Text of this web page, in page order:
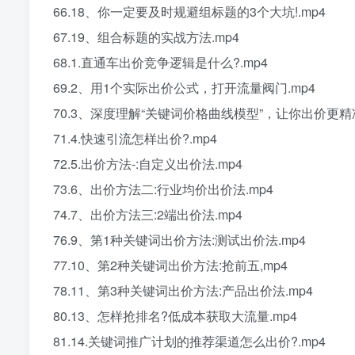
66.18、你一定要及时规避组标题的3个大坑!.mp4
67.19、组合标题的实战方法.mp4
68.1.直通车出价竞争逻辑是什么?.mp4
69.2、用1个实际出价公式，打开流量阀门.mp4
70.3、深度理解“关键词价格曲线模型”，让你出价更
71.4.快速引流怎样出价?.mp4
72.5.出价方法-:自定义出价法.mp4
73.6、出价方法二:行业均价出价法.mp4
74.7、出价方法三:2端出价法.mp4
76.9、第1种关键词出价方法:测试出价法.mp4
77.10、第2种关键词出价方法:抢前五,mp4
78.11、第3种关键词出价方法:产品出价法.mp4
80.13、怎样抢排名?低成本获取大流量.mp4
81.14.关键词推广计划的推荐渠道怎么出价?.mp4